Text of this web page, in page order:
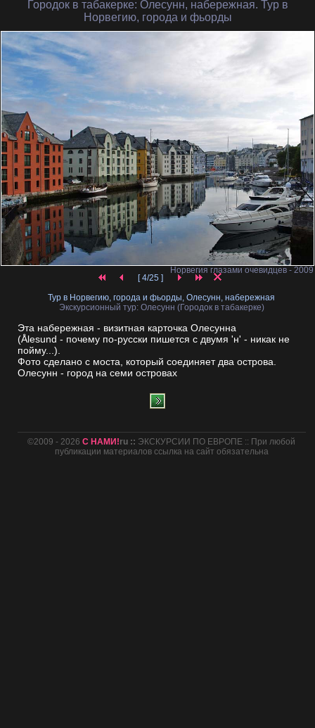
Городок в табакерке: Олесунн, набережная. Тур в
Норвегию, города и фьорды
Норвегия глазами очевидцев - 2009
[ 4/25 ]
Тур в Норвегию, города и фьорды, Олесунн, набережная
Экскурсионный тур: Олесунн (Городок в табакерке)
Эта набережная - визитная карточка Олесунна
(Ålesund - почему по-русски пишется с двумя 'н' - никак не
пойму...).
Фото сделано с моста, который соединяет два острова.
Олесунн - город на семи островах
©2009 - 2026С НАМИ!ru :: ЭКСКУРСИИ ПО ЕВРОПЕ :: При любой
публикации материалов ссылка на сайт обязательна